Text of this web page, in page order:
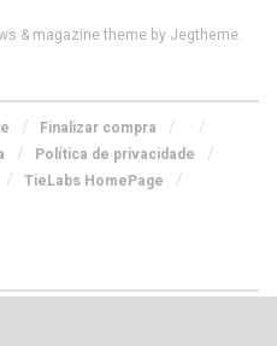
& magazine theme by Jegtheme.
Finalizar compra
Política de privacidade
TieLabs HomePage